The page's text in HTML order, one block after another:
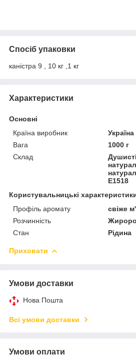
Спосіб упаковки
каністра 9 , 10 кг ,1 кг
Характеристики
Основні
Країна виробник
Україна
Вага
1000 г
Склад
Е1518
Користувальницькі
Профіль аромату
свіже
Розчинність
Стан
Рідина
Приховати
Умови доставки
Нова Пошта
Всі умови доставки
Умови оплати